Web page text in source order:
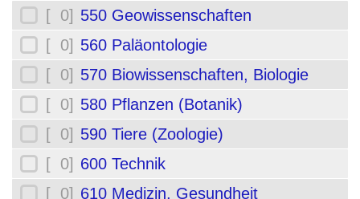
[ 0] 550 Geowissenschaften
[ 0] 560 Paläontologie
[ 0] 570 Biowissenschaften, Biologie
[ 0] 580 Pflanzen (Botanik)
[ 0] 590 Tiere (Zoologie)
[ 0] 600 Technik
[ 0] 610 Medizin, Gesundheit